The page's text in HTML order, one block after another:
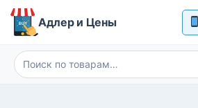
Перейти
Адлер и Цены
Искать: